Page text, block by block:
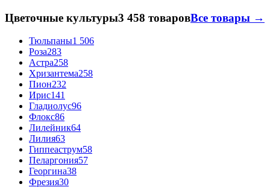
Цветочные культуры3 458 товаровВсе товары →
Тюльпаны1 506
Роза283
Астра258
Хризантема258
Пион232
Ирис141
Гладиолус96
Флокс86
Лилейник64
Лилия63
Гиппеаструм58
Пеларгония57
Георгина38
Фрезия30